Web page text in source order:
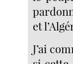
et
J’ai